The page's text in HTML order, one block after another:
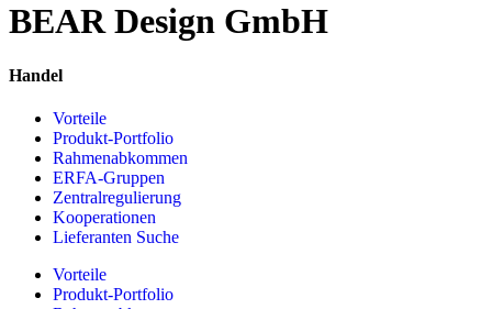
BEAR Design GmbH
Handel
Vorteile
Produkt-Portfolio
Rahmenabkommen
ERFA-Gruppen
Zentralregulierung
Kooperationen
Lieferanten Suche
Vorteile
Produkt-Portfolio